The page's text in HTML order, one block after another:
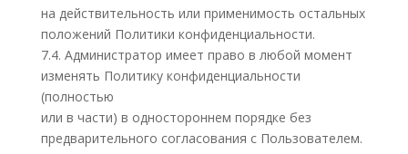
на действительность или применимость остальных
положений Политики конфиденциальности.
7.4. Администратор имеет право в любой момент
изменять Политику конфиденциальности
(полностью
или в части) в одностороннем порядке без
предварительного согласования с Пользователем.